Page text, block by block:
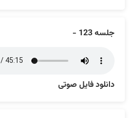
جلسه 123 -
دانلود فایل صوتی